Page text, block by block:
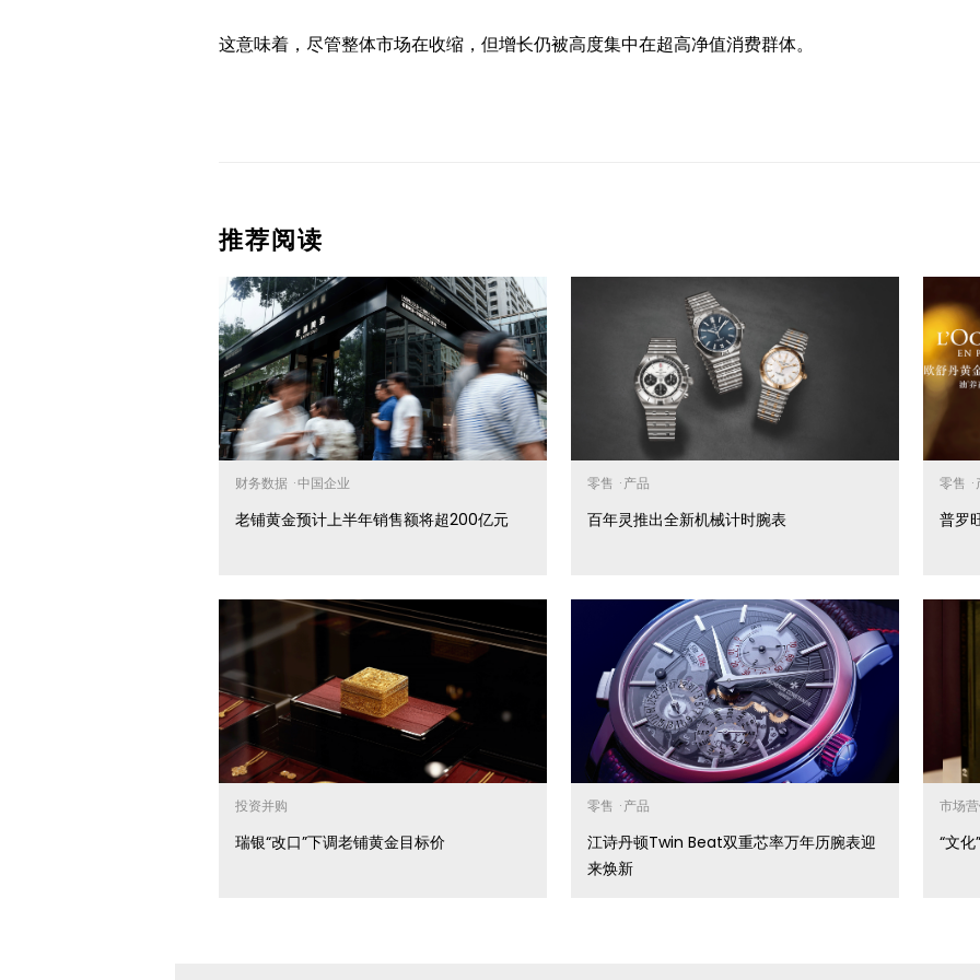
这意味着，尽管整体市场在收缩，但增长仍被高度集中在超高净值消费群体。
推荐阅读
财务数据 ·中国企业
老铺黄金预计上半年销售额将超200亿元
零售 ·产品
百年灵推出全新机械计时腕表
零售 ·
普罗
投资并购
瑞银“改口”下调老铺黄金目标价
零售 ·产品
江诗丹顿Twin Beat双重芯率万年历腕表迎
来焕新
市场
“文